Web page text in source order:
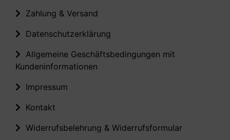
Zahlung & Versand
Datenschutzerklärung
Allgemeine Geschäftsbedingungen mit
Kundeninformationen
Impressum
Kontakt
Widerrufsbelehrung & Widerrufsformular